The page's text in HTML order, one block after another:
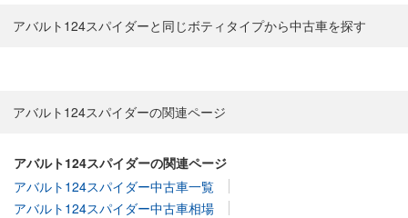
アバルト124スパイダーと同じボティタイプから中古車を探す
アバルト124スパイダーの関連ページ
アバルト124スパイダーの関連ページ
アバルト124スパイダー中古車一覧
アバルト124スパイダー中古車相場